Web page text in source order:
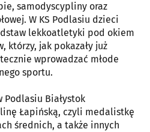
samodyscypliny oraz
W KS Podlasiu dzieci
lekkoatletyki pod okiem
którzy, jak pokazały już
wprowadzać młode
sportu.
Białystok
Łapińską, czyli medalistkę
średnich, a także innych